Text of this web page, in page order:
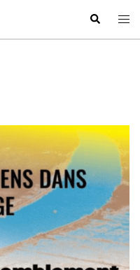
Rechercher